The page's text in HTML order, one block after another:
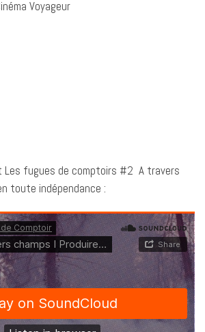
Voyageur
Les fugues de comptoirs #2 A travers
toute indépendance :